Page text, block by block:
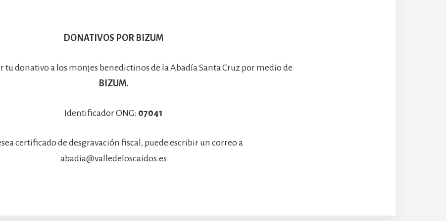
DONATIVOS POR BIZUM
tu donativo a los monjes benedictinos de la Abadía Santa Cruz por medio de
BIZUM.
Identificador ONG: 07041
certificado de desgravación fiscal, puede escribir un correo a
abadia@valledeloscaidos.es